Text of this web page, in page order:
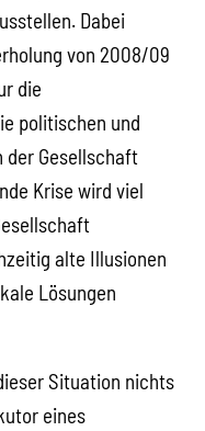
Dabei
von 2008/09
die
politischen und
der Gesellschaft
Krise wird viel
alte Illusionen
Lösungen
Situation nichts
eines